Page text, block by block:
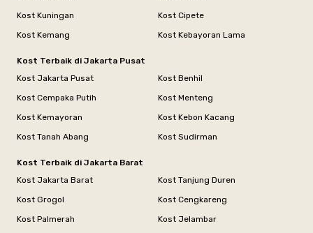
Kost Kuningan
Kost Cipete
Kost Kemang
Kost Kebayoran Lama
Kost Terbaik di Jakarta Pusat
Kost Jakarta Pusat
Kost Benhil
Kost Cempaka Putih
Kost Menteng
Kost Kemayoran
Kost Kebon Kacang
Kost Tanah Abang
Kost Sudirman
Kost Terbaik di Jakarta Barat
Kost Jakarta Barat
Kost Tanjung Duren
Kost Grogol
Kost Cengkareng
Kost Palmerah
Kost Jelambar